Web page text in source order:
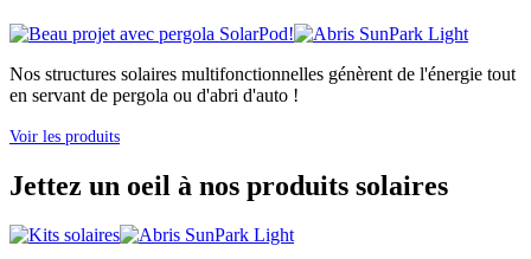
Nos structures solaires multifonctionnelles génèrent de l'énergie tout
en servant de pergola ou d'abri d'auto !
Voir les produits
Jettez un oeil à nos produits solaires